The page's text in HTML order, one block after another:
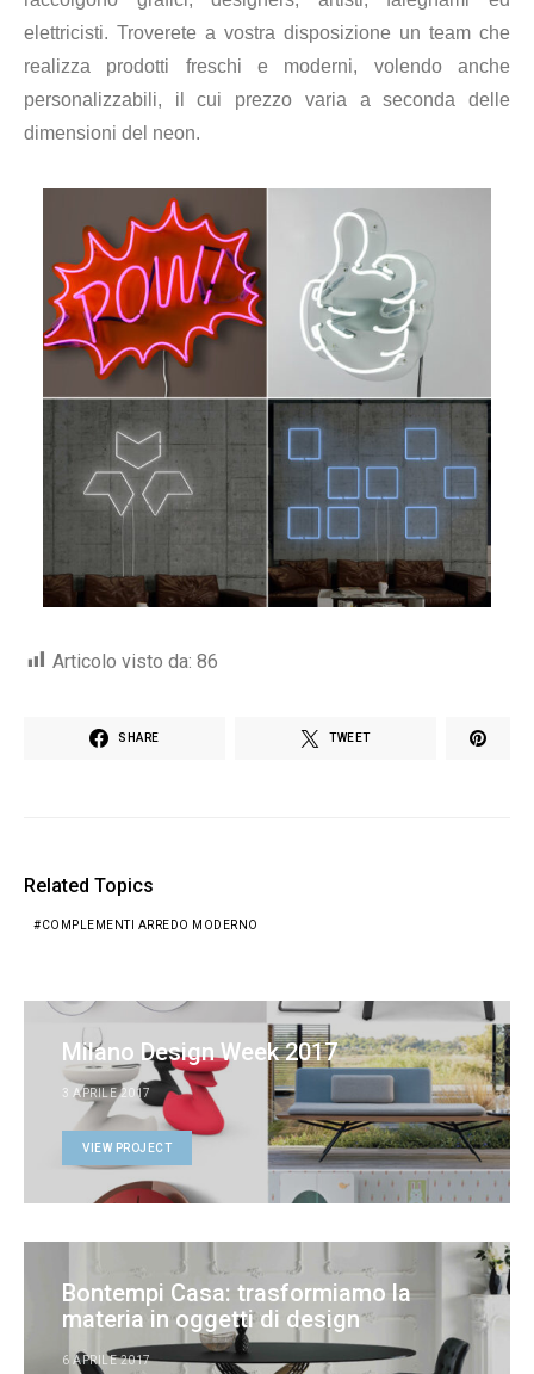
elettricisti. Troverete a vostra disposizione un team che
realizza prodotti freschi e moderni, volendo anche
personalizzabili, il cui prezzo varia a seconda delle
dimensioni del neon.
Articolo visto da: 86
SHARE TWEET
Related Topics
COMPLEMENTI ARREDO MODERNO
Milano Design Week 2017
3 APRILE 2017
VIEW PROJECT
Bontempi Casa: trasformiamo la
materia in oggetti di design
6 APRILE 2017